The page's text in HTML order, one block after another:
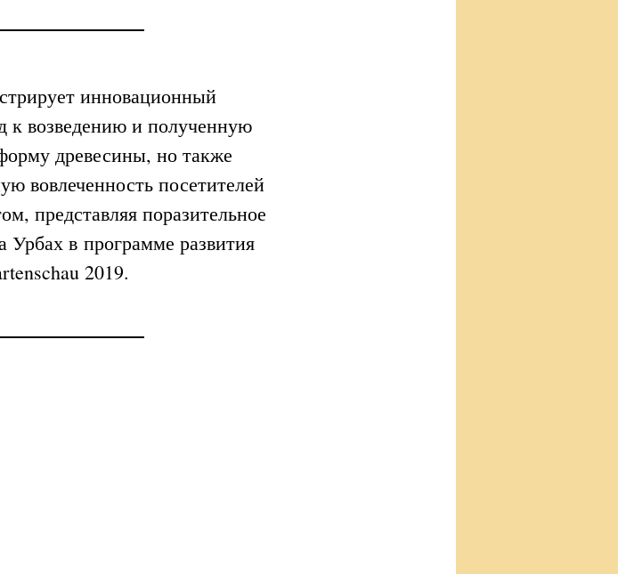
инновационный
к возведению и полученную
древесины, но также
вовлеченность посетителей
представляя поразительное
Урбах в программе развития
2019.